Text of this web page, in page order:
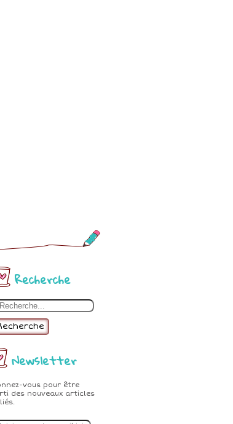
Recherche
Newsletter
vous pour être
des nouveaux articles